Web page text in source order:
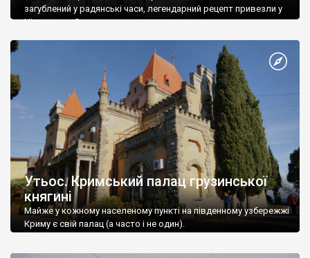
загублений у радянські часи, легендарний рецепт привезли у
Ніжин греки?
Утьос. Кримський палац грузинської
княгині
Майже у кожному населеному пункті на південному узбережжі
Криму є свій палац (а часто і не один).